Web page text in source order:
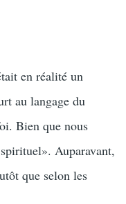
en réalité un
au langage du
Bien que nous
Auparavant,
que selon les